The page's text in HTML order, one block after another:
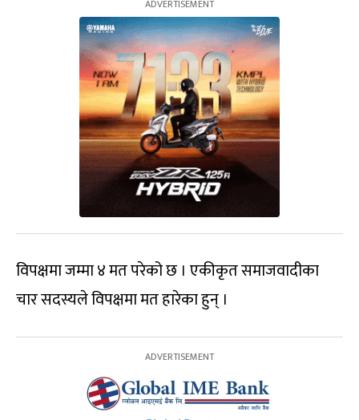
विपक्षमा जम्मा ४ मत परेको छ । एकीकृत समाजवादीका
चार सदस्यले विपक्षमा मत हारेका हुन् ।